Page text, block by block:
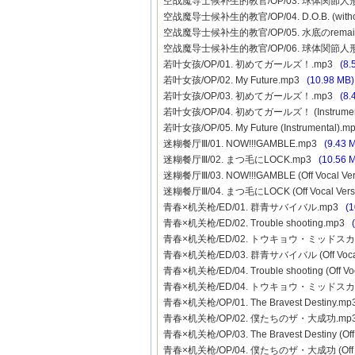
空战魔导士候补生的教官/OP/04. D.O.B.
空战魔导士候补生的教官/OP/05. 水底の
空战魔导士候补生的教官/OP/06. 球体関節
若叶女孩/OP/01. 初めてガールズ！.mp3
若叶女孩/OP/02. My Future.mp3 (10.98 MB)
若叶女孩/OP/03. 初めてガールズ！.mp3
若叶女孩/OP/04. 初めてガールズ！
若叶女孩/OP/05. My Future
迷糊餐厅Ⅲ/01. NOW!!!GAMBLE.mp3 (9.43
迷糊餐厅Ⅲ/02. まつ毛にLOCK.mp3 (10.56
迷糊餐厅Ⅲ/03. NOW!!!GAMBLE (Off Vocal
迷糊餐厅Ⅲ/04. まつ毛にLOCK (Off Vocal
青春×机关枪/ED/01. 群青サバイバル.mp3
青春×机关枪/ED/02. Trouble shooting.mp3
青春×机关枪/ED/02. トウキョウ・ミッドス
青春×机关枪/ED/03. 群青サバイバル (Off
青春×机关枪/ED/04. Trouble shooting (Off
青春×机关枪/ED/04. トウキョウ・ミッドス
青春×机关枪/OP/01. The Bravest
青春×机关枪/OP/02. 僕たちのザ・大成功
青春×机关枪/OP/03. The Bravest Destiny
青春×机关枪/OP/04. 僕たちのザ・大成功